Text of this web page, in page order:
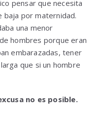
pensar que necesita
baja por maternidad.
una menor
hombres porque eran
embarazadas, tener
que si un hombre
no es posible.